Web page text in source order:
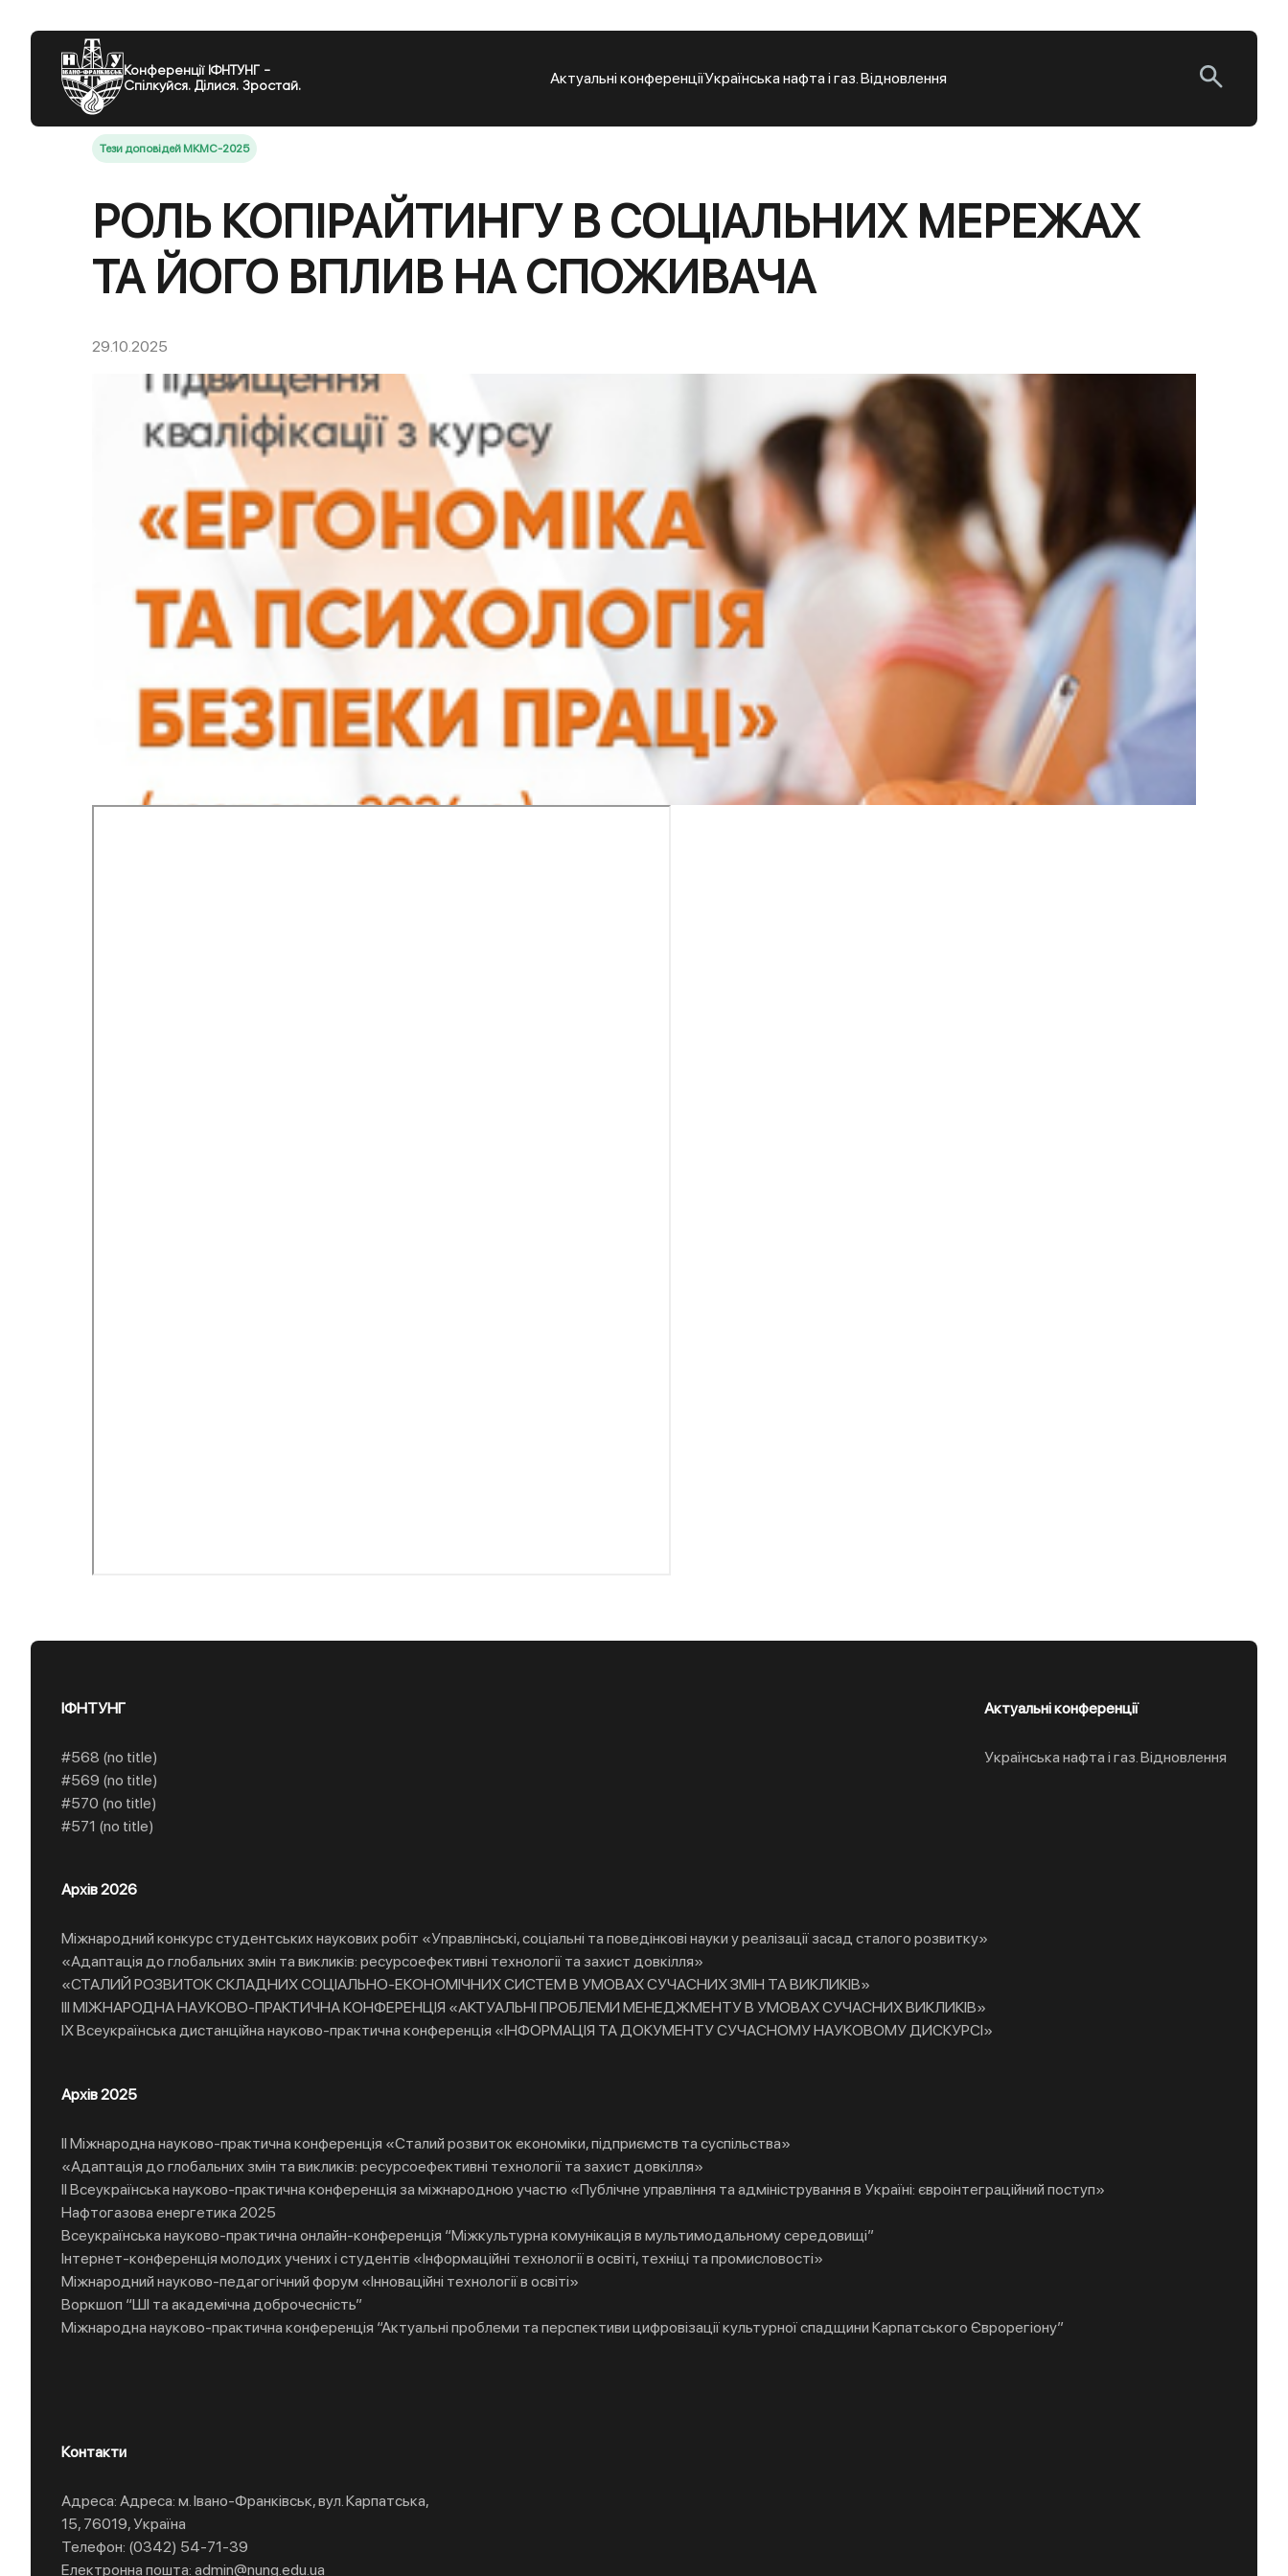
Конференції ІФНТУНГ -
Спілкуйся. Ділися. Зростай.
Актуальні конференціїУкраїнська нафта і газ. Відновлення
Тези доповідей МКМС-2025
РОЛЬ КОПІРАЙТИНГУ В СОЦІАЛЬНИХ МЕРЕЖАХ
ТА ЙОГО ВПЛИВ НА СПОЖИВАЧА
29.10.2025
ІФНТУНГ
#568 (no title)
#569 (no title)
#570 (no title)
#571 (no title)
Актуальні конференції
Українська нафта і газ. Відновлення
Архів 2026
Міжнародний конкурс студентських наукових робіт «Управлінські, соціальні та поведінкові науки у реалізації засад сталого розвитку»
«Адаптація до глобальних змін та викликів: ресурсоефективні технології та захист довкілля»
«СТАЛИЙ РОЗВИТОК СКЛАДНИХ СОЦІАЛЬНО-ЕКОНОМІЧНИХ СИСТЕМ В УМОВАХ СУЧАСНИХ ЗМІН ТА ВИКЛИКІВ»
IIІ МІЖНАРОДНА НАУКОВО-ПРАКТИЧНА КОНФЕРЕНЦІЯ «АКТУАЛЬНІ ПРОБЛЕМИ МЕНЕДЖМЕНТУ В УМОВАХ СУЧАСНИХ ВИКЛИКІВ»
IX Всеукраїнська дистанційна науково-практична конференція «ІНФОРМАЦІЯ ТА ДОКУМЕНТУ СУЧАСНОМУ НАУКОВОМУ ДИСКУРСІ»
Архів 2025
ІІ Міжнародна науково-практична конференція «Сталий розвиток економіки, підприємств та суспільства»
«Адаптація до глобальних змін та викликів: ресурсоефективні технології та захист довкілля»
ІІ Всеукраїнська науково-практична конференція за міжнародною участю «Публічне управління та адміністрування в Україні: євроінтеграційний поступ»
Нафтогазова енергетика 2025
Всеукраїнська науково-практична онлайн-конференція “Міжкультурна комунікація в мультимодальному середовищі”
Інтернет-конференція молодих учених і студентів «Інформаційні технології в освіті, техніці та промисловості»
Міжнародний науково-педагогічний форум «Інноваційні технології в освіті»
Воркшоп “ШІ та академічна доброчесність”
Міжнародна науково-практична конференція “Актуальні проблеми та перспективи цифровізації культурної спадщини Карпатського Єврорегіону”
Контакти
Адреса: Адреса: м. Івано-Франківськ, вул. Карпатська,
15, 76019, Україна
Телефон: (0342) 54-71-39
Електронна пошта: admin@nung.edu.ua